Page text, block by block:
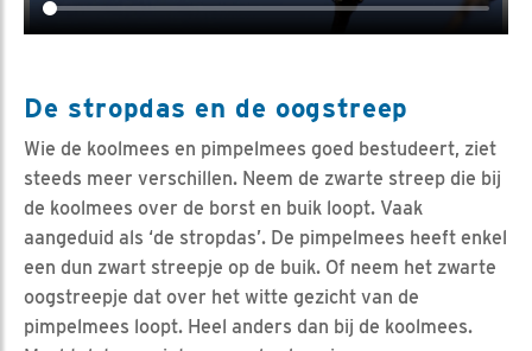
De stropdas en de oogstreep
Wie de koolmees en pimpelmees goed bestudeert, ziet
steeds meer verschillen. Neem de zwarte streep die bij
de koolmees over de borst en buik loopt. Vaak
aangeduid als ‘de stropdas’. De pimpelmees heeft enkel
een dun zwart streepje op de buik. Of neem het zwarte
oogstreepje dat over het witte gezicht van de
pimpelmees loopt. Heel anders dan bij de koolmees.